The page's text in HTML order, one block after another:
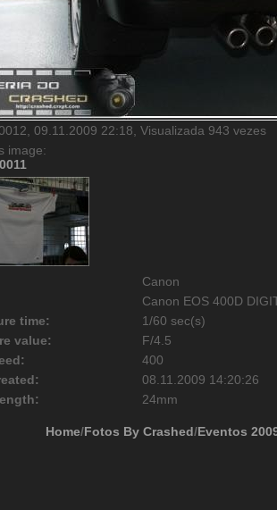
09.11.2009 22:18, Visualizada 943 vezes
image:
Canon
Canon EOS 400D
time:
1/60 sec(s)
value:
F/4.5
400
08.11.2009 14:20:26
24mm
Home/Fotos By Crashed/Eventos